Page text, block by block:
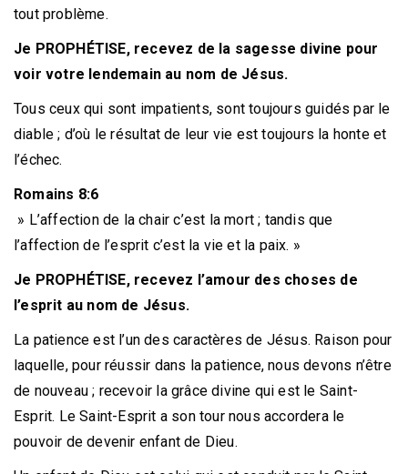
tout problème.
Je PROPHÉTISE, recevez de la sagesse divine pour
voir votre lendemain au nom de Jésus.
Tous ceux qui sont impatients, sont toujours guidés par le
diable ; d’où le résultat de leur vie est toujours la honte et
l’échec.
Romains 8:6
» L’affection de la chair c’est la mort ; tandis que
l’affection de l’esprit c’est la vie et la paix. »
Je PROPHÉTISE, recevez l’amour des choses de
l’esprit au nom de Jésus.
La patience est l’un des caractères de Jésus. Raison pour
laquelle, pour réussir dans la patience, nous devons n’être
de nouveau ; recevoir la grâce divine qui est le Saint-
Esprit. Le Saint-Esprit a son tour nous accordera le
pouvoir de devenir enfant de Dieu.